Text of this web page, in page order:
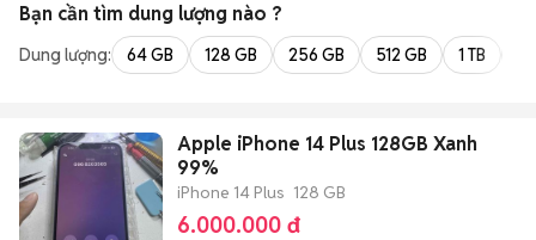
Bạn cần tìm dung lượng nào ?
Dung lượng: 64 GB 128 GB 256 GB 512 GB 1 TB
Apple iPhone 14 Plus 128GB Xanh
99%
iPhone 14 Plus 128 GB
6.000.000 đ